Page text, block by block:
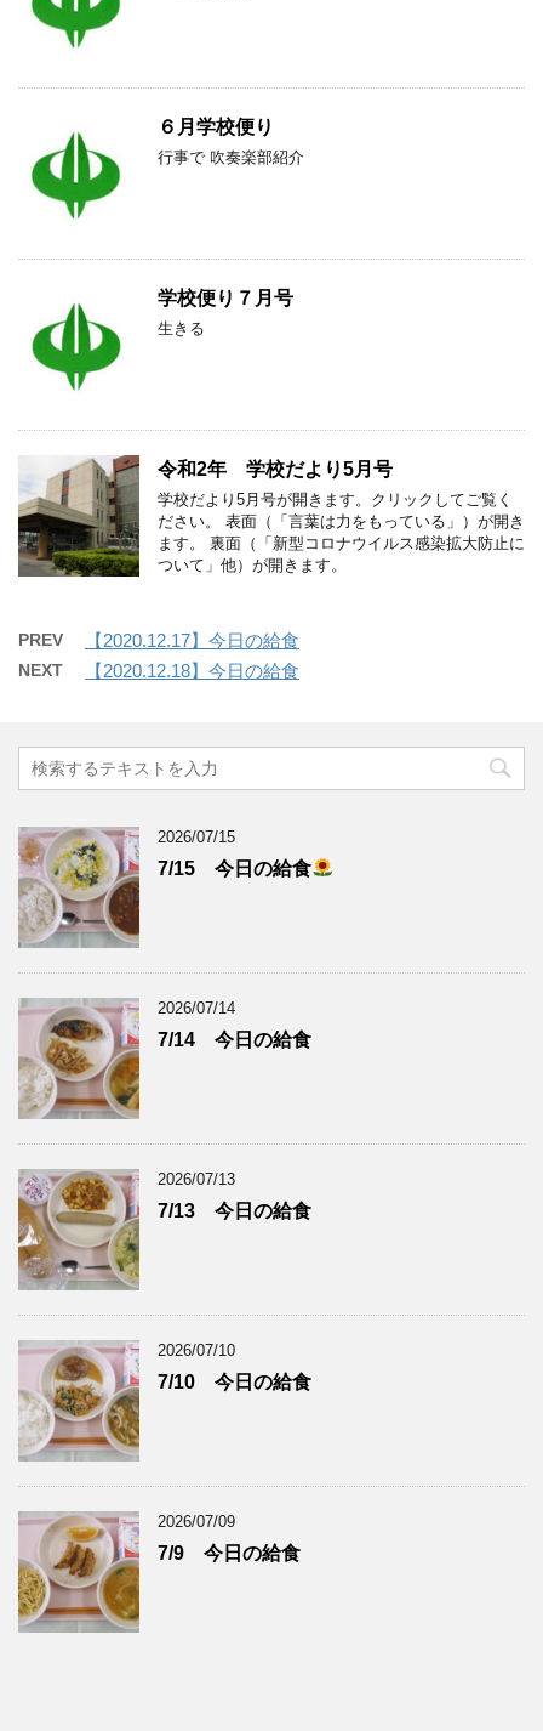
６月学校便り
行事で 吹奏楽部紹介
学校便り７月号
生きる
令和2年 学校だより5月号
学校だより5月号が開きます。クリックしてご覧く
ださい。 表面（「言葉は力をもっている」）が開き
ます。 裏面（「新型コロナウイルス感染拡大防止に
ついて」他）が開きます。
PREV 【2020.12.17】今日の給食
NEXT 【2020.12.18】今日の給食
2026/07/15
7/15 今日の給食
2026/07/14
7/14 今日の給食
2026/07/13
7/13 今日の給食
2026/07/10
7/10 今日の給食
2026/07/09
7/9 今日の給食